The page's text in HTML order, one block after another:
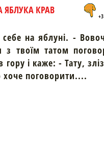
КРАВ
+3
себе на яблуні. -
твоїм татом
гору і каже: - Тату,
поговорити....